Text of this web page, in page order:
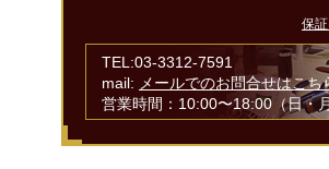
保
TEL:03-3312-7591
mail: メールでのお問合せはこち
営業時間：10:00〜18:00（日・